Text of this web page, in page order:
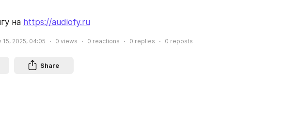
на https://audiofy.ru
15, 2025, 04:05 0 views 0 reactions 0 replies 0 reposts
Share